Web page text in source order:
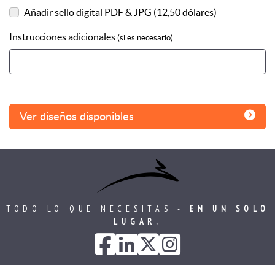
Añadir sello digital PDF & JPG (12,50 dólares)
Instrucciones adicionales (si es necesario):
Ver diseños disponibles
TODO LO QUE NECESITAS - EN UN SOLO
LUGAR.